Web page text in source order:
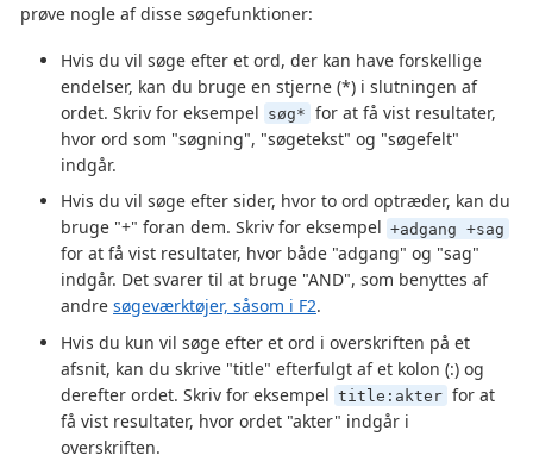
prøve nogle af disse søgefunktioner:
Hvis du vil søge efter et ord, der kan have forskellige
endelser, kan du bruge en stjerne (*) i slutningen af
ordet. Skriv for eksempel søg* for at få vist resultater,
hvor ord som "søgning", "søgetekst" og "søgefelt"
indgår.
Hvis du vil søge efter sider, hvor to ord optræder, kan du
bruge "+" foran dem. Skriv for eksempel +adgang +sag
for at få vist resultater, hvor både "adgang" og "sag"
indgår. Det svarer til at bruge "AND", som benyttes af
andre søgeværktøjer, såsom i F2.
Hvis du kun vil søge efter et ord i overskriften på et
afsnit, kan du skrive "title" efterfulgt af et kolon (:) og
derefter ordet. Skriv for eksempel title:akter for at
få vist resultater, hvor ordet "akter" indgår i
overskriften.